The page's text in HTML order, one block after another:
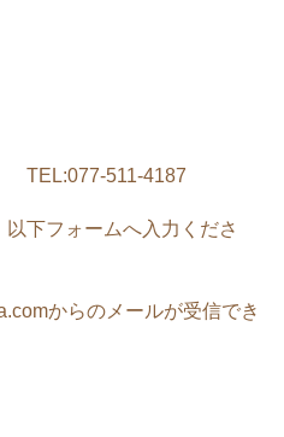
511-4187
下フォームへ入力くださ
からのメールが受信でき